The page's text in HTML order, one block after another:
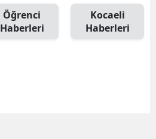
Öğrenci
Haberleri
Kocaeli
Haberleri